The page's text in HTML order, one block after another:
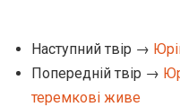
Наступний твір →
Попередній твір →
теремкові живе